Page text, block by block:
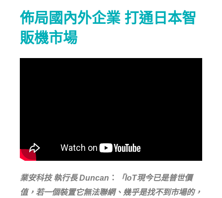
佈局國內外企業 打通日本智
販機市場
業安科技 執行長 Duncan ：
「IoT現今已是普世價
值，若一個裝置它無法聯網、幾乎是找不到市場的，